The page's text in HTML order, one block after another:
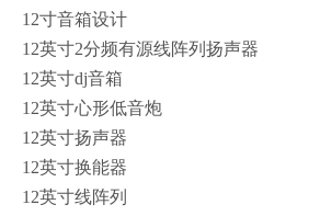
12寸音箱设计
12英寸2分频有源线阵列扬声器
12英寸dj音箱
12英寸心形低音炮
12英寸扬声器
12英寸换能器
12英寸线阵列